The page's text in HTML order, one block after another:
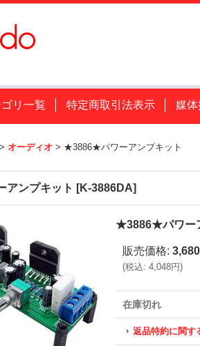
リ一覧 特定商取引法表示 媒体
> オーディオ > ★3886★パワーアンプキット
ンプキット [K-3886DA]
★3886★パワー
販売価格:
(税込: 4,048円)
在庫切れ
返品特約に関す